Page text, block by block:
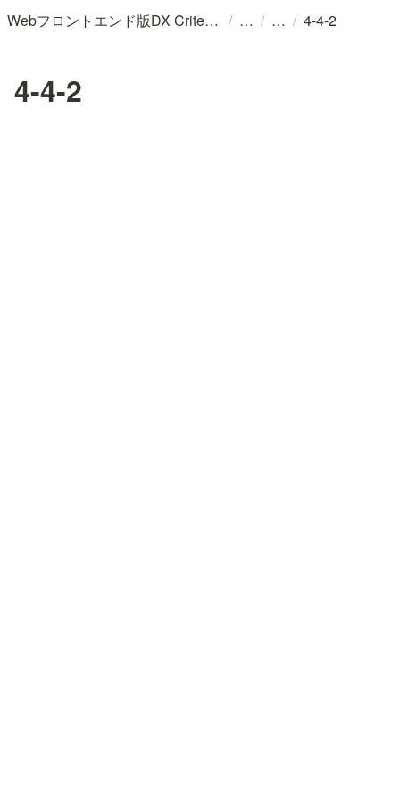
Webフロントエンド版DX Criteria (v202402)/プロダクトのユーザー体験と変化に適応するチームのためのガイドライン / / / 4-4-2
4-4-2